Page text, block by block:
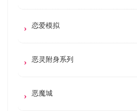
恋爱模拟
恶灵附身系列
恶魔城